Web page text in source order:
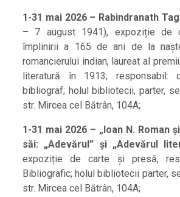
1-31 mai 2026 – Rabindranath
– 7 august 1941), expoziție de
împlinirii a 165 de ani de la
romancierului indian, laureat al
literatură în 1913; responsabil:
bibliograf; holul bibliotecii, parter,
str. Mircea cel Bătrân, 104A;
1-31 mai 2026 – „Ioan N. Roman
săi: „Adevărul” și „Adevărul
expoziție de carte și presă,
Bibliografic; holul bibliotecii parter,
str. Mircea cel Bătrân, 104A;